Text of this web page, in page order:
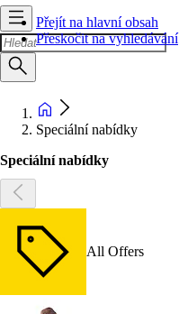
Přejít na hlavní obsah
Přeskočit na vyhledávání
Speciální nabídky
Speciální nabídky
All Offers